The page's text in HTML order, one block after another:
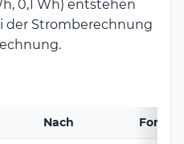
0,1 Wh) entstehen
der Stromberechnung
Nach Formel